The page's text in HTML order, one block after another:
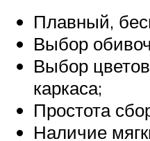
Плавный,
Выбор
Выбор
каркаса;
Простота
Наличие